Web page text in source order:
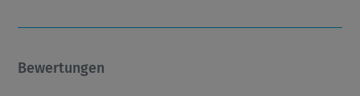
Bewertungen